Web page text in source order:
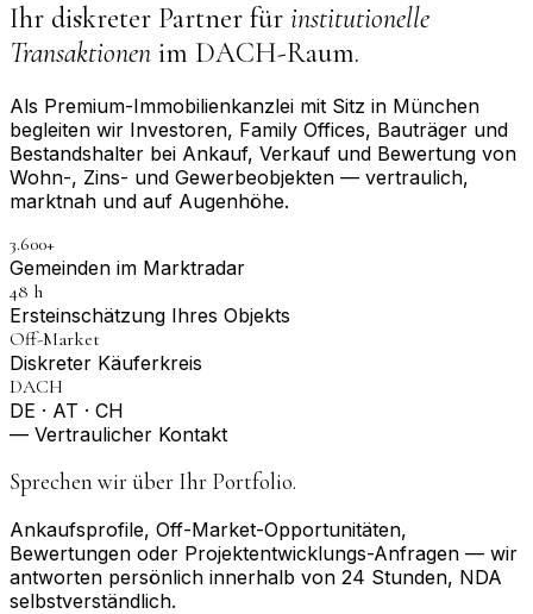
Ihr diskreter Partner für institutionelle
Transaktionen im DACH-Raum.
Als Premium-Immobilienkanzlei mit Sitz in München
begleiten wir Investoren, Family Offices, Bauträger und
Bestandshalter bei Ankauf, Verkauf und Bewertung von
Wohn-, Zins- und Gewerbeobjekten — vertraulich,
marktnah und auf Augenhöhe.
3.600+
Gemeinden im Marktradar
48 h
Erst­einschätzung Ihres Objekts
Off-Market
Diskreter Käuferkreis
DACH
DE · AT · CH
— Vertraulicher Kontakt
Sprechen wir über Ihr Portfolio.
Ankaufsprofile, Off-Market-Opportunitäten,
Bewertungen oder Projektentwicklungs-Anfragen — wir
antworten persönlich innerhalb von 24 Stunden, NDA
selbstverständlich.